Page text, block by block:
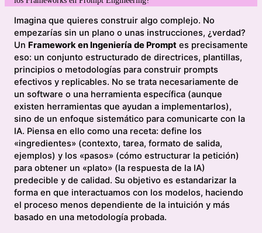
Imagina que quieres construir algo complejo. No
empezarías sin un plano o unas instrucciones, ¿verdad?
Un Framework en Ingeniería de Prompt es precisamente
eso: un conjunto estructurado de directrices, plantillas,
principios o metodologías para construir prompts
efectivos y replicables. No se trata necesariamente de
un software o una herramienta específica (aunque
existen herramientas que ayudan a implementarlos),
sino de un enfoque sistemático para comunicarte con la
IA. Piensa en ello como una receta: define los
«ingredientes» (contexto, tarea, formato de salida,
ejemplos) y los «pasos» (cómo estructurar la petición)
para obtener un «plato» (la respuesta de la IA)
predecible y de calidad. Su objetivo es estandarizar la
forma en que interactuamos con los modelos, haciendo
el proceso menos dependiente de la intuición y más
basado en una metodología probada.